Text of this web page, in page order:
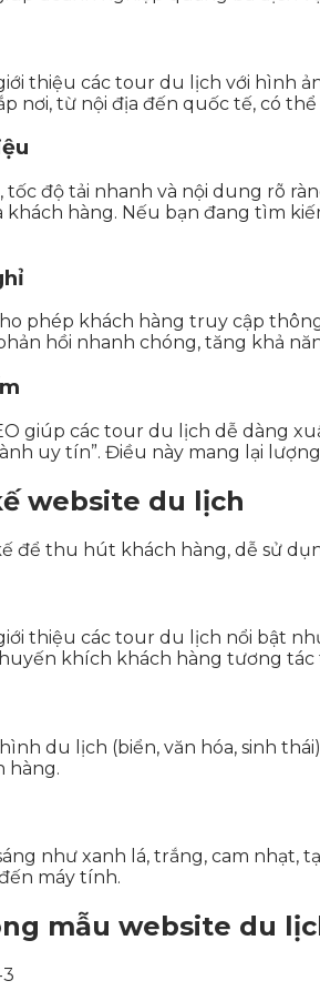
thiệu các tour du lịch với hình
nơi, từ nội địa đến quốc tế, có
tốc độ tải nhanh và nội dung rõ
hàng. Nếu bạn đang tìm
phép khách hàng truy cập
hồi nhanh chóng, tăng khả
giúp các tour du lịch dễ dàng
uy tín”. Điều này mang lại
website du lịch
để thu hút khách hàng, dễ sử
thiệu các tour du lịch nổi bật
khích khách hàng tương
du lịch (biển, văn hóa, sinh
hàng.
như xanh lá, trắng, cam nhạt,
máy tính.
mẫu website du